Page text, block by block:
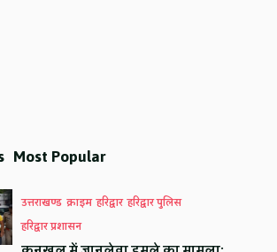
Most Popular
उत्तराखण्ड क्राइम हरिद्वार हरिद्वार पुलिस
हरिद्वार प्रशासन